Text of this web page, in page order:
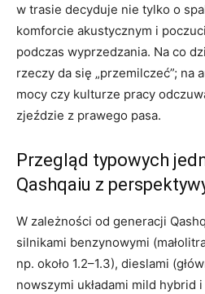
w trasie decyduje nie tylko o
komforcie akustycznym i
podczas wyprzedzania. Na co
rzeczy da się „przemilczeć”; na
mocy czy kulturze pracy
zjeździe z prawego pasa.
Przegląd typowych
Qashqaiu z
W zależności od generacji
silnikami benzynowymi
np. około 1.2–1.3), dieslami
nowszymi układami mild hybrid